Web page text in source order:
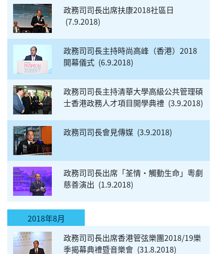
政務司司長出席扶康2018社區日
7.9.2018
政務司司長主持時尚高峰（香港）2018
開幕儀式 6.9.2018
政務司司長主持清華大學高級公共管理碩
士香港政務人才項目開學典禮 3.9.2018
政務司司長會見傳媒 3.9.2018
政務司司長出席「荃情‧觸動生命」粵劇
慈善演出
1.9.2018
2018年8月
政務司司長出席香港管弦樂團2018/19樂
季揭幕典禮暨音樂會 31.8.2018